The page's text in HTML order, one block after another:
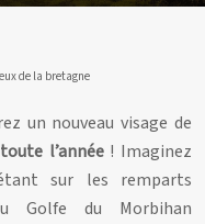
de la bretagne
un nouveau visage de
l’année ! Imaginez
sur les remparts
Golfe du Morbihan